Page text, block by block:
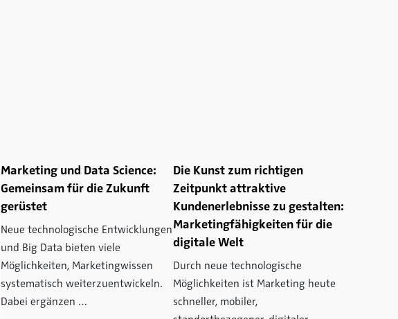
Marketing und Data Science:
Gemeinsam für die Zukunft
gerüstet
Neue technologische Entwicklungen
und Big Data bieten viele
Möglichkeiten, Marketingwissen
systematisch weiterzuentwickeln.
Dabei ergänzen …
Die Kunst zum richtigen
Zeitpunkt attraktive
Kundenerlebnisse zu gestalten:
Marketingfähigkeiten für die
digitale Welt
Durch neue technologische
Möglichkeiten ist Marketing heute
schneller, mobiler,